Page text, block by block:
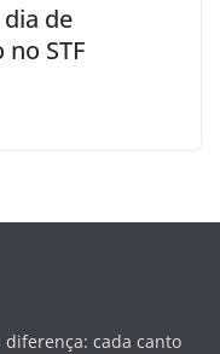
de
STF
cada canto